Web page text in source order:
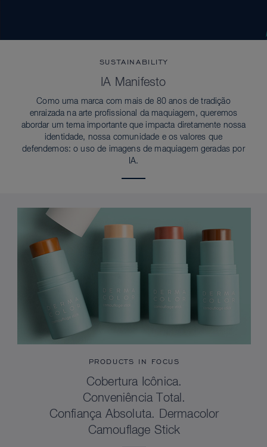
SUSTAINABILITY
IA Manifesto
Como uma marca com mais de 80 anos de tradição
enraizada na arte profissional da maquiagem, queremos
abordar um tema importante que impacta diretamente nossa
identidade, nossa comunidade e os valores que
defendemos: o uso de imagens de maquiagem geradas por
IA.
PRODUCTS IN FOCUS
Cobertura Icônica.
Conveniência Total.
Confiança Absoluta. Dermacolor
Camouflage Stick